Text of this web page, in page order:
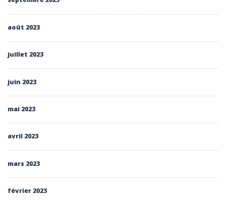
août 2023
juillet 2023
juin 2023
mai 2023
avril 2023
mars 2023
février 2023